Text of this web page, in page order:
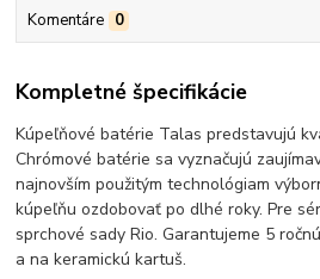
Komentáre 0
Kompletné špecifikácie
Kúpeľňové batérie Talas predstavujú
Chrómové batérie sa vyznačujú
najnovším použitým technológiam
kúpeľňu ozdobovať po dlhé roky. Pre
sprchové sady Rio. Garantujeme 5
a na keramickú kartuš.